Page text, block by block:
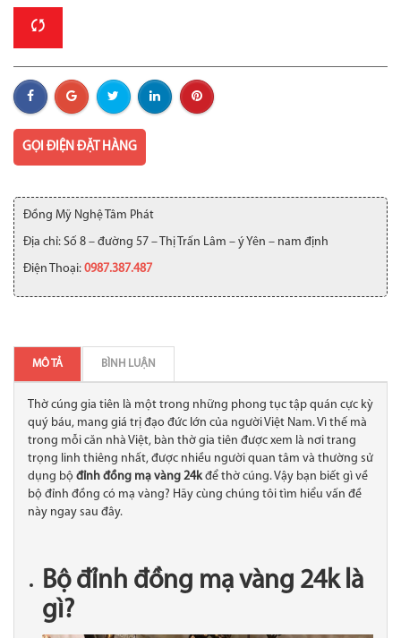
GỌI ĐIỆN ĐẶT HÀNG
Đồng Mỹ Nghệ Tâm Phát
Địa chỉ: Số 8 – đường 57 – Thị Trấn Lâm – ý Yên – nam định
Điện Thoại: 0987.387.487
MÔ TẢ BÌNH LUẬN
Thờ cúng gia tiên là một trong những phong tục tập quán cực kỳ
quý báu, mang giá trị đạo đức lớn của người Việt Nam. Vì thế mà
trong mỗi căn nhà Việt, bàn thờ gia tiên được xem là nơi trang
trọng linh thiêng nhất, được nhiều người quan tâm và thường sử
dụng bộ đỉnh đồng mạ vàng 24kđể thờ cúng. Vậy bạn biết gì về
bộ đỉnh đồng có mạ vàng? Hãy cùng chúng tôi tìm hiểu vấn đề
này ngay sau đây.
Bộ đỉnh đồng mạ vàng 24k là
gì?